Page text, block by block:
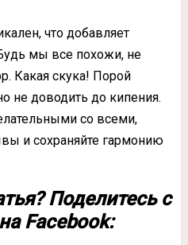
что добавляет
мы все похожи, не
Какая скука! Порой
не доводить до кипения.
со всеми,
и сохраняйте гармонию
Поделитесь с
Facebook: